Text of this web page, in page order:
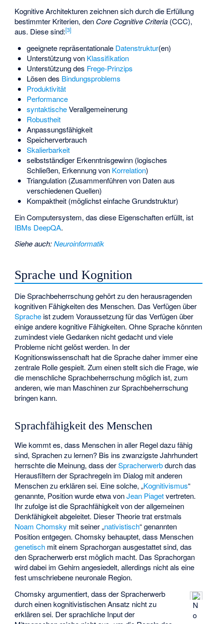
Kognitive Architekturen zeichnen sich durch die Erfüllung
bestimmter Kriterien, den Core Cognitive Criteria (CCC),
aus. Diese sind:[3]
geeignete repräsentationale Datenstruktur(en)
Unterstützung von Klassifikation
Unterstützung des Frege-Prinzips
Lösen des Bindungsproblems
Produktivität
Performance
syntaktischeVerallgemeinerung
Robustheit
Anpassungsfähigkeit
Speicherverbrauch
Skalierbarkeit
selbstständiger Erkenntnisgewinn (logisches
Schließen, Erkennung von Korrelation)
Triangulation (Zusammenführen von Daten aus
verschiedenen Quellen)
Kompaktheit (möglichst einfache Grundstruktur)
Ein Computersystem, das diese Eigenschaften erfüllt, ist
IBMs DeepQA.
Siehe auch:Neuroinformatik
Sprache und Kognition
Die Sprachbeherrschung gehört zu den herausragenden
kognitiven Fähigkeiten des Menschen. Das Verfügen über
Sprache ist zudem Voraussetzung für das Verfügen über
einige andere kognitive Fähigkeiten. Ohne Sprache könnten
zumindest viele Gedanken nicht gedacht und viele
Probleme nicht gelöst werden. In der
Kognitionswissenschaft hat die Sprache daher immer eine
zentrale Rolle gespielt. Zum einen stellt sich die Frage, wie
die menschliche Sprachbeherrschung möglich ist, zum
anderen, wie man Maschinen zur Sprachbeherrschung
bringen kann.
Sprachfähigkeit des Menschen
Wie kommt es, dass Menschen in aller Regel dazu fähig
sind, Sprachen zu lernen? Bis ins zwanzigste Jahrhundert
herrschte die Meinung, dass derSpracherwerbdurch das
Herausfiltern der Sprachregeln im Dialog mit anderen
Menschen zu erklären sei. Eine solche, „Kognitivismus“
genannte, Position wurde etwa vonJean Piagetvertreten.
Ihr zufolge ist die Sprachfähigkeit von der allgemeinen
Denkfähigkeit abgeleitet. Dieser Theorie trat erstmals
Noam Chomsky mit seiner „nativistisch“ genannten
Position entgegen. Chomsky behauptet, dass Menschen
genetisch mit einem Sprachorgan ausgestattet sind, das
den Spracherwerb erst möglich macht. Das Sprachorgan
wird dabei im Gehirn angesiedelt, allerdings nicht als eine
fest umschriebene neuronale Region.
N
o
Chomsky argumentiert, dass der Spracherwerb
durch einen kognitivistischen Ansatz nicht zu
erklären sei. Der sprachliche Input der